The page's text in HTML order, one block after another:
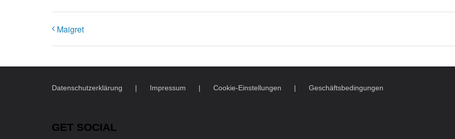
Maigret
Datenschutzerklärung Impressum Cookie-Einstellungen Geschäftsbedingungen
GET SOCIAL